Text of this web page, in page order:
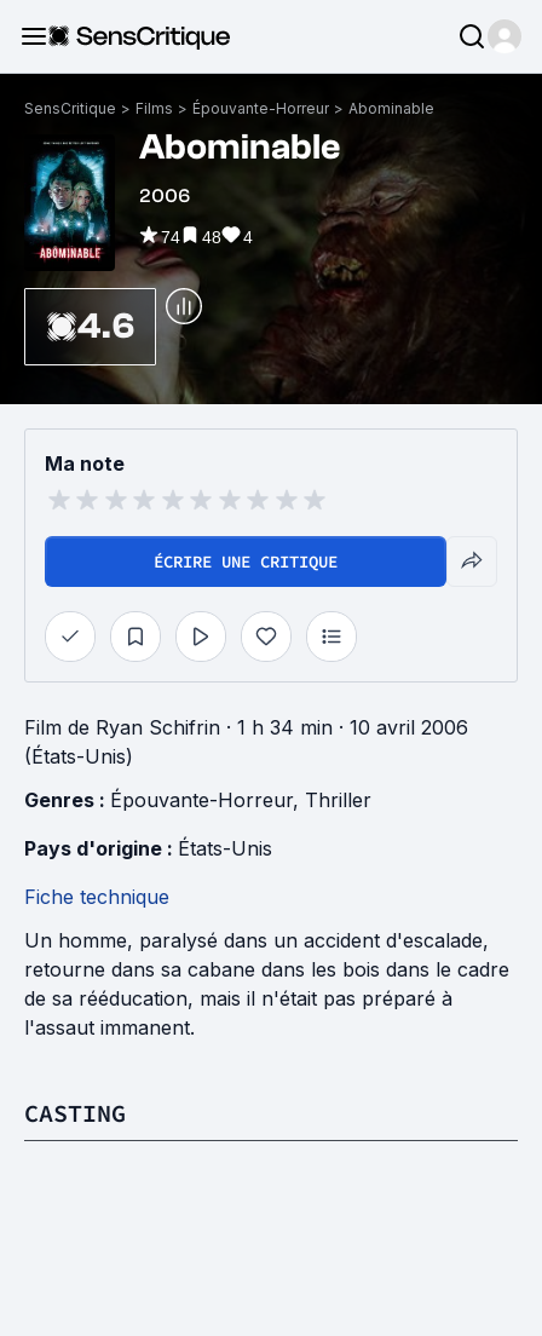
SensCritique > Films > Épouvante-Horreur > Abominable
Abominable
2006
74 48 4
4.6
Ma note
ÉCRIRE UNE CRITIQUE
Film de Ryan Schifrin · 1 h 34 min · 10 avril 2006
(États-Unis)
Genres : Épouvante-Horreur, Thriller
Pays d'origine : États-Unis
Fiche technique
Un homme, paralysé dans un accident d'escalade,
retourne dans sa cabane dans les bois dans le cadre
de sa rééducation, mais il n'était pas préparé à
l'assaut immanent.
CASTING